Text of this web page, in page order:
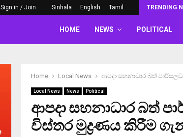
Sign in / Join Sinhala English Tamil TRENDING
HOME NEWS POLITICAL
Home Local News ආපදා සහනාධාර බත්
Local News News Political
ආපදා සහනාධාර බත්
විස්තර මුද්‍රණය කිරීම